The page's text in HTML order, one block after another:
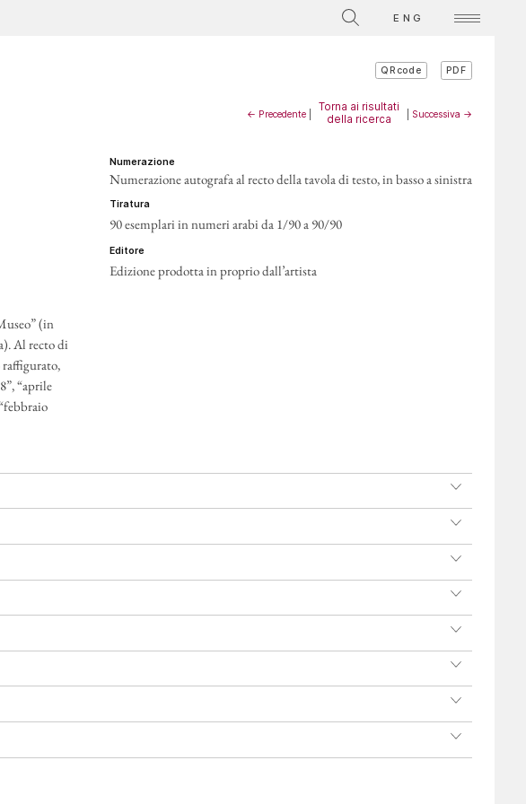
ENG
QRcode PDF
← Precedente
Torna ai risultati
della ricerca
Successiva →
(in
Al recto di
raffigurato,
“aprile
numerazione
Numerazione autografa al recto della tavola di testo, in basso a sinistra
tiratura
90 esemplari in numeri arabi da 1/90 a 90/90
editore
Edizione prodotta in proprio dall’artista